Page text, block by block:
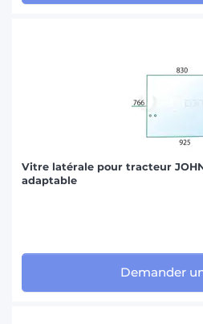
Vitre latérale pour tracteur JOHN
adaptable
Demander